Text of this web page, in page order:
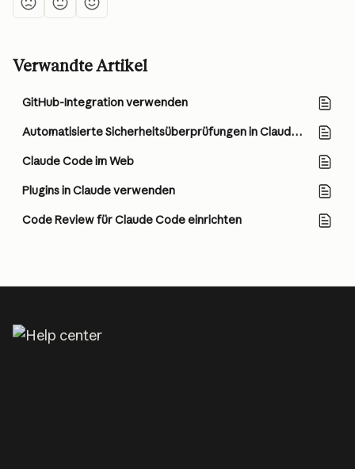
Verwandte Artikel
GitHub-Integration verwenden
Automatisierte Sicherheitsüberprüfungen in Claude Code
Claude Code im Web
Plugins in Claude verwenden
Code Review für Claude Code einrichten